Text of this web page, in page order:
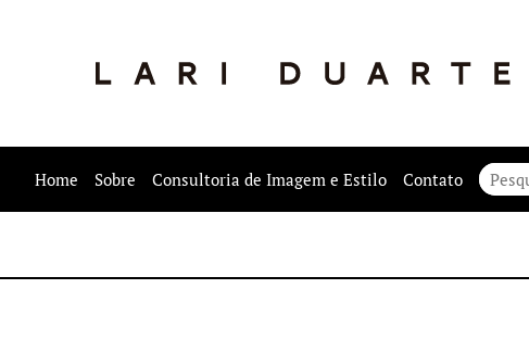
Home Sobre Consultoria de Imagem e Estilo Contato